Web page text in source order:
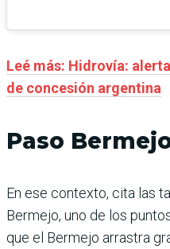
Leé más: Hidrovía:
de concesión argentina
Paso
En ese contexto, cita las
Bermejo, uno de los
que el Bermejo arrastra